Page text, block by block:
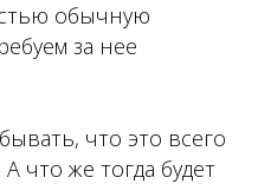
обычную
за нее
что это всего
же тогда будет